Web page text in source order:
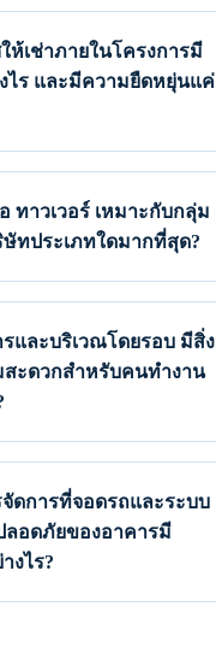
เช่าภายในโครงการมี
ไร และมีความยืดหยุ่นแค่
ทาวเวอร์ เหมาะกับกลุ่ม
ทประเภทใดมากที่สุด?
และบริเวณโดยรอบ มีสิ่ง
สะดวกสำหรับคนทำงาน
ดการที่จอดรถและระบบ
ลอดภัยของอาคารมี
งไร?